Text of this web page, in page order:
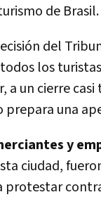
de Brasil.
del
los
a un cierre
prepara una
y
ciudad,
protestar